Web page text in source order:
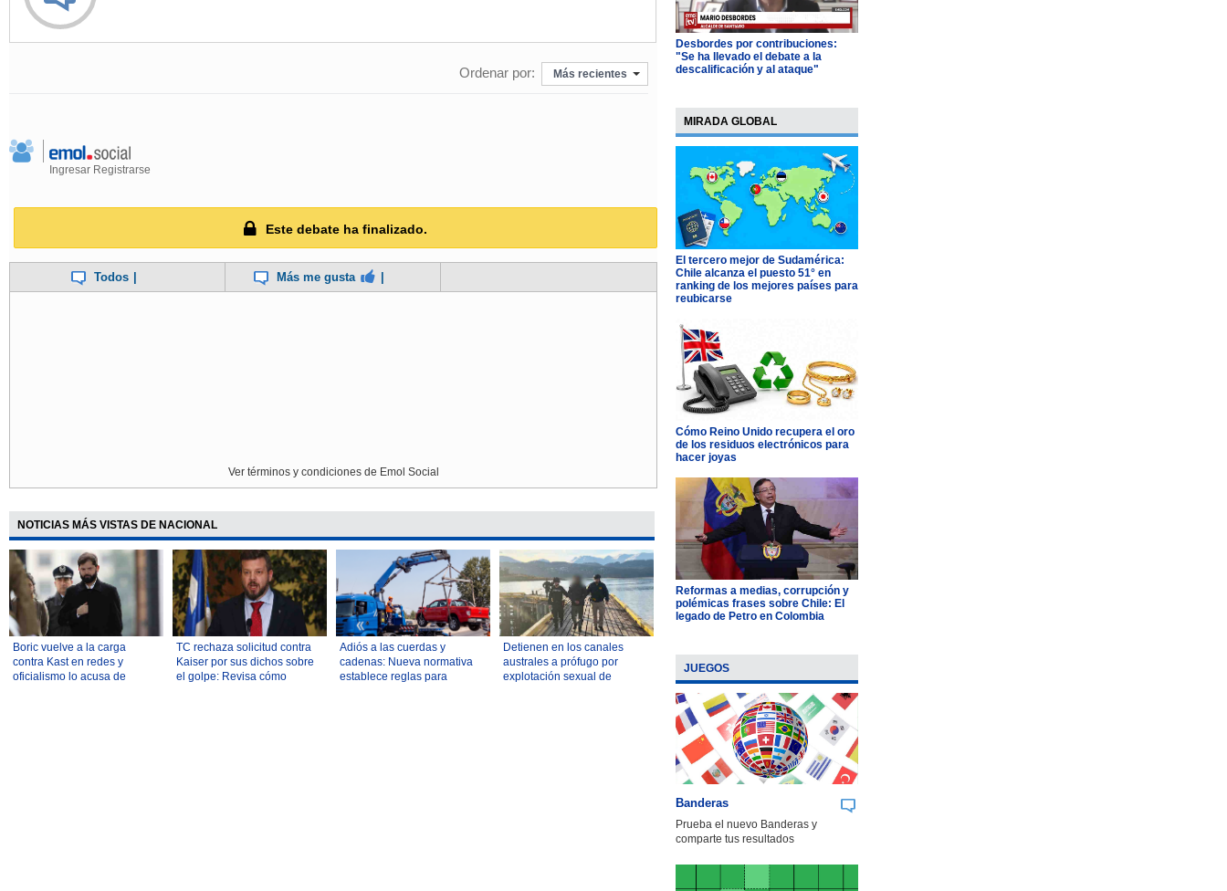
Ordenar por: Más recientes
Ingresar Registrarse
Este debate ha finalizado.
Todos Más me gusta
Ver términos y condiciones de Emol Social
NOTICIAS MÁS VISTAS DE NACIONAL
Boric vuelve a la carga
contra Kast en redes y
oficialismo lo acusa de
TC rechaza solicitud contra
Kaiser por sus dichos sobre
el golpe: Revisa cómo
Adiós a las cuerdas y
cadenas: Nueva normativa
establece reglas para
Detienen en los canales
australes a prófugo por
explotación sexual de
Desbordes por contribuciones:
"Se ha llevado el debate a la
descalificación y al ataque"
MIRADA GLOBAL
El tercero mejor de Sudamérica:
Chile alcanza el puesto 51° en
ranking de los mejores países para
reubicarse
Cómo Reino Unido recupera el oro
de los residuos electrónicos para
hacer joyas
Reformas a medias, corrupción y
polémicas frases sobre Chile: El
legado de Petro en Colombia
JUEGOS
Banderas
Prueba el nuevo Banderas y
comparte tus resultados